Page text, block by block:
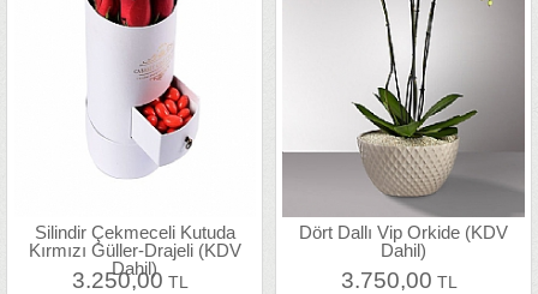
Silindir Çekmeceli Kutuda
Kırmızı Güller-Drajeli (KDV
Dahil)
3.250,00 TL
Dört Dallı Vip Orkide (KDV
Dahil)
3.750,00 TL